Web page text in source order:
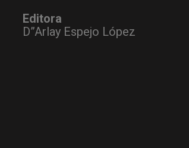
Editora
D”Arlay Espejo López